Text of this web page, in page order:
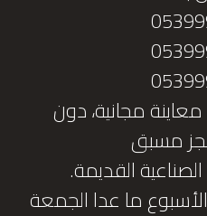
معاينة مجانية، دون
مسبق
القديمة.
ما عدا الجمعة